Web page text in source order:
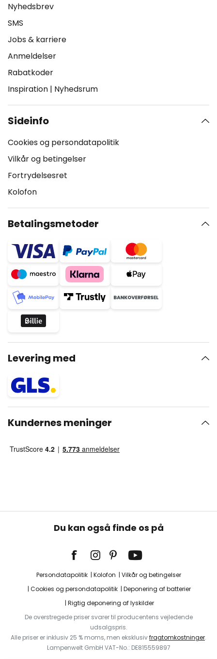
Nyhedsbrev
SMS
Jobs & karriere
Anmeldelser
Rabatkoder
Inspiration | Nyhedsrum
Sideinfo
Cookies og persondatapolitik
Vilkår og betingelser
Fortrydelsesret
Kolofon
Betalingsmetoder
Levering med
Kundernes meninger
Du kan også finde os på
Persondatapolitik Kolofon
Vilkår og betingelser
Cookies og persondatapolitik
Deponering af batterier
Rigtig deponering af lyskilder
De overstregede priser svarer til producentens vejledende
udsalgspris.
Alle priser er inklusiv 25 % moms, men eksklusivfragtomkostninger.
Lampenwelt GmbH VAT-No.: DE815559897